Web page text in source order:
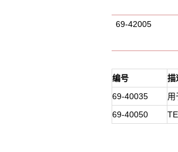
69-42005
编号
描
69-40035
用
69-40050